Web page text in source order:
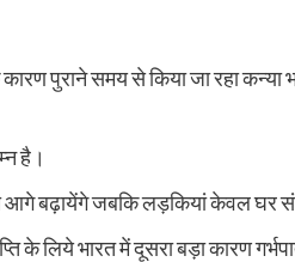
पुराने समय से किया जा रहा कन्या
है।
आगे बढ़ायेंगे जबकि लड़कियां केवल घर
के लिये भारत में दूसरा बड़ा कारण